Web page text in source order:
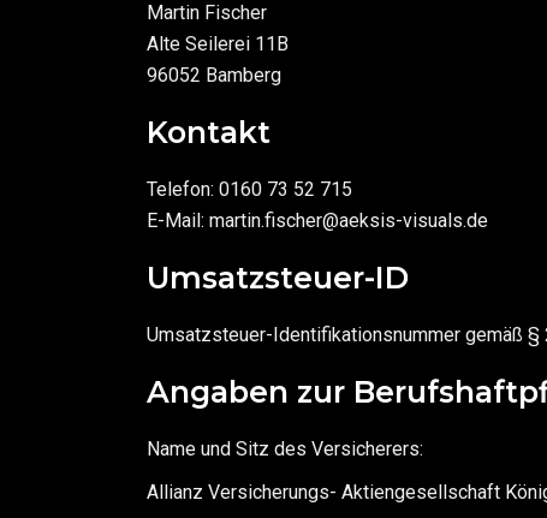
Martin Fischer
Alte Seilerei 11B
96052 Bamberg
Kontakt
Telefon: 0160 73 52 715
E-Mail: martin.fischer@aeksis-visuals.de
Umsatzsteuer-ID
Umsatzsteuer-Identifikationsnummer gemäß
Angaben zur
Name und Sitz des Versicherers:
Allianz Versicherungs- Aktiengesellschaft